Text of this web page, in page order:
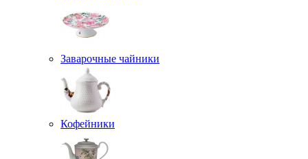
Заварочные чайники
Кофейники